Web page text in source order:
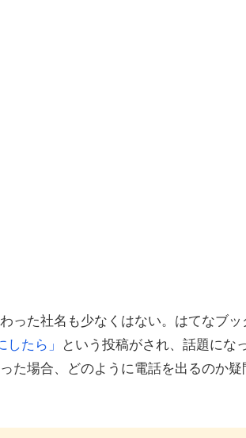
った社名も少なくはない。はてなブッ
たら」 という投稿がされ、話題にな
た場合、どのように電話を出るのか疑